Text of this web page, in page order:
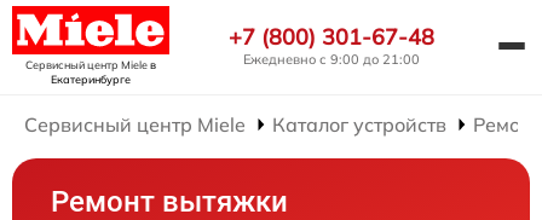
Сервисный центр Mieleв
Екатеринбурге
+7 (800) 301-67-48
Ежедневно с 9:00 до 21:00
Сервисный центр Miele Каталог устройств
Ремонт вытяжки